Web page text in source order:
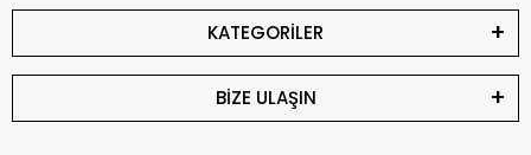
KATEGORİLER
BİZE ULAŞIN